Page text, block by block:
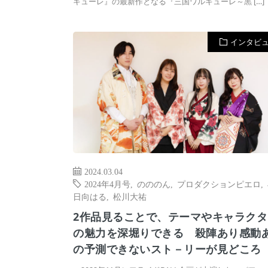
インタビ
2024.03.04
2024年4月号
のののん プロダクションピエロ
日向はる
松川大祐
2作品見ることで、テーマやキャラク
の魅力を深堀りできる 殺陣あり感動
の予測できないスト－リーが見どころ